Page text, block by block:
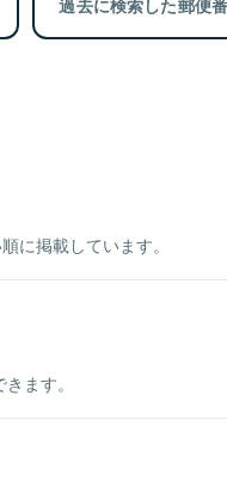
過去に検索した郵便
に掲載しています。
ます。